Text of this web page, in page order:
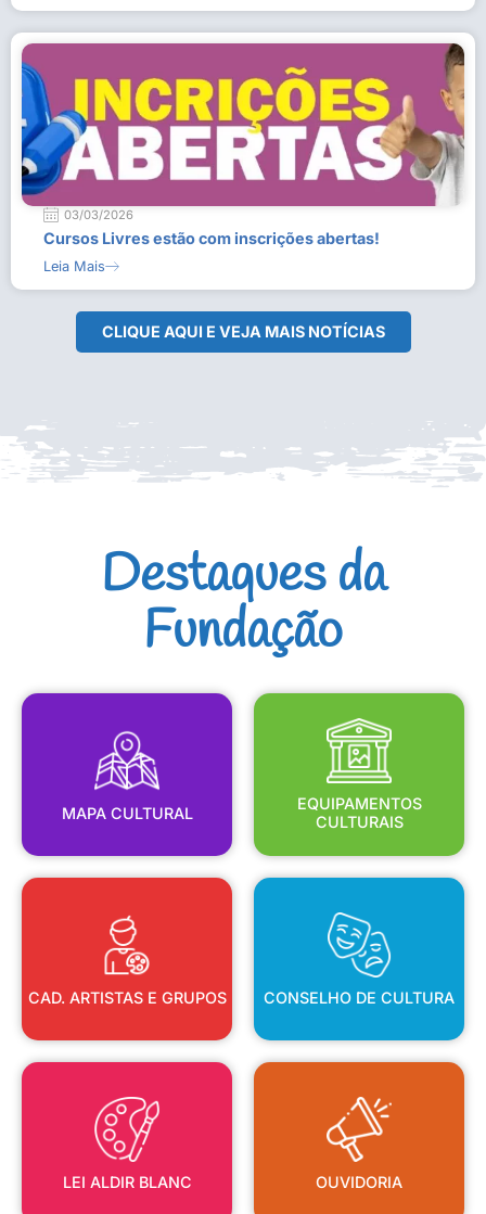
03/03/2026
Cursos Livres estão com inscrições abertas!
Leia Mais
CLIQUE AQUI E VEJA MAIS NOTÍCIAS
Destaques da
Fundação
MAPA CULTURAL
MAPA CULTURAL
EQUIPAMENTOS
CULTURAIS
EQUIPAMENTOS
CULTURAIS
CAD. ARTISTAS E GRUPOS
CAD. ARTISTAS E GRUPOS
CONSELHO DE CULTURA
CONSELHO DE CULTURA
LEI ALDIR BLANC
LEI ALDIR BLANC
OUVIDORIA
OUVIDORIA